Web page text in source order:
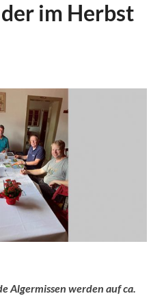
im Herbst
Algermissen werden auf ca.